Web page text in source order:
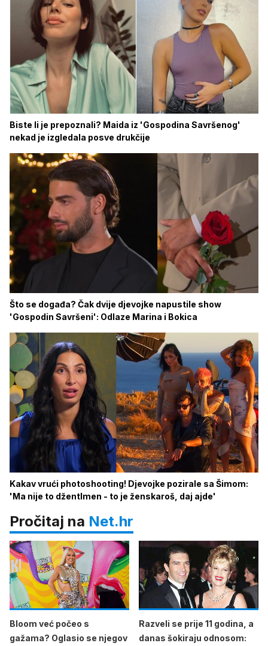
Biste li je prepoznali? Maida iz 'Gospodina Savršenog'
nekad je izgledala posve drukčije
Što se događa? Čak dvije djevojke napustile show
'Gospodin Savršeni': Odlaze Marina i Bokica
Kakav vrući photoshooting! Djevojke pozirale sa Šimom:
'Ma nije to džentlmen - to je ženskaroš, daj ajde'
Pročitaj na Net.hr
Bloom već počeo s
gažama? Oglasio se njegov
Razveli se prije 11 godina, a
danas šokiraju odnosom: